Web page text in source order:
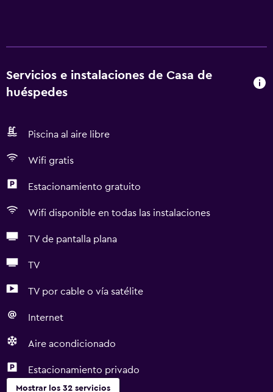
Servicios e instalaciones de Casa de
huéspedes
Piscina al aire libre
Wifi gratis
Estacionamiento gratuito
Wifi disponible en todas las instalaciones
TV de pantalla plana
TV
TV por cable o vía satélite
Internet
Aire acondicionado
Estacionamiento privado
Mostrar los 32 servicios